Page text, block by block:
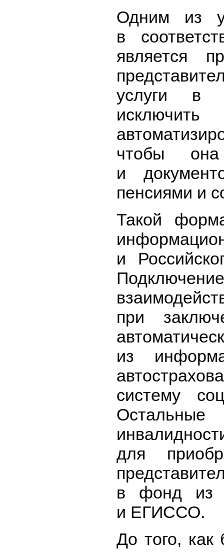
Одним из
в
является
услуги в
чтобы
и
пенсиями и
Такой
и
при
из
систему
для
в фонд из
и ЕГИССО.
До того, как